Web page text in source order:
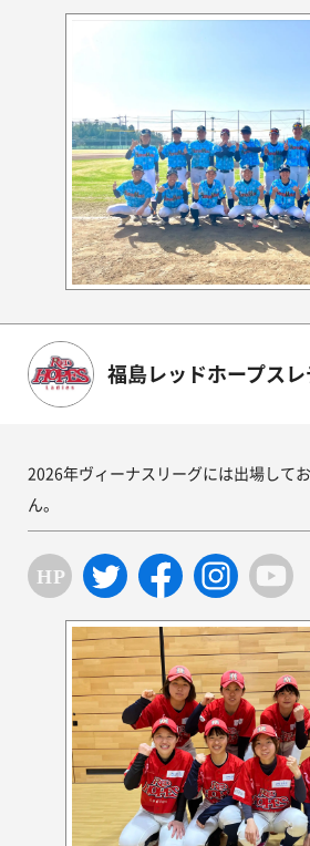
福島レッドホープス
2026年ヴィーナスリーグには出場して
ん。